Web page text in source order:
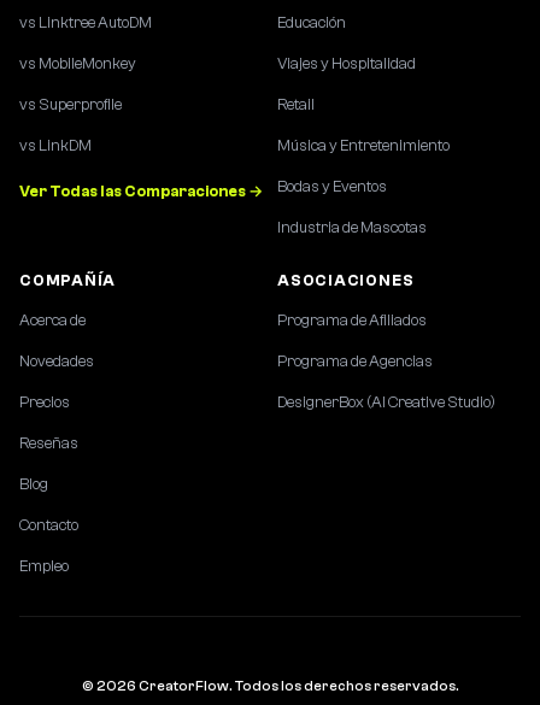
vs Linktree AutoDM
vs MobileMonkey
vs Superprofile
vs LinkDM
Ver Todas las Comparaciones →
Educación
Viajes y Hospitalidad
Retail
Música y Entretenimiento
Bodas y Eventos
Industria de Mascotas
COMPAÑÍA
Acerca de
Novedades
Precios
Reseñas
Blog
Contacto
Empleo
ASOCIACIONES
Programa de Afiliados
Programa de Agencias
DesignerBox (AI Creative Studio)
© 2026 CreatorFlow. Todos los derechos reservados.